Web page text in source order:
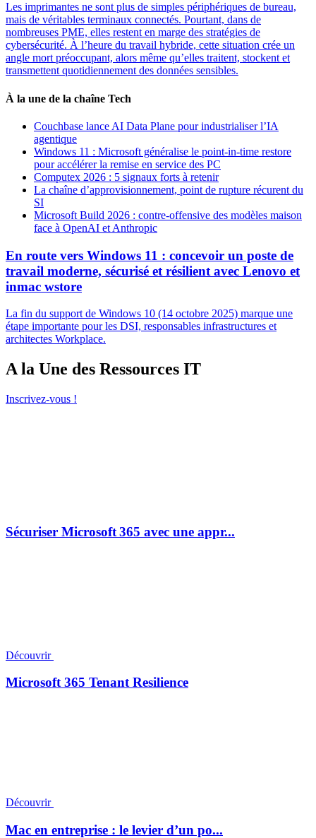
Les imprimantes ne sont plus de simples périphériques de bureau,
mais de véritables terminaux connectés. Pourtant, dans de
nombreuses PME, elles restent en marge des stratégies de
cybersécurité. À l’heure du travail hybride, cette situation crée un
angle mort préoccupant, alors même qu’elles traitent, stockent et
transmettent quotidiennement des données sensibles.
À la une de la chaîne Tech
Couchbase lance AI Data Plane pour industrialiser l’IA
agentique
Windows 11 : Microsoft généralise le point-in-time restore
pour accélérer la remise en service des PC
Computex 2026 : 5 signaux forts à retenir
La chaîne d’approvisionnement, point de rupture récurent du
SI
Microsoft Build 2026 : contre-offensive des modèles maison
face à OpenAI et Anthropic
En route vers Windows 11 : concevoir un poste de
travail moderne, sécurisé et résilient avec Lenovo et
inmac wstore
La fin du support de Windows 10 (14 octobre 2025) marque une
étape importante pour les DSI, responsables infrastructures et
architectes Workplace.
A la Une des Ressources IT
Inscrivez-vous !
Sécuriser Microsoft 365 avec une appr...
Découvrir
Microsoft 365 Tenant Resilience
Découvrir
Mac en entreprise : le levier d’un po...